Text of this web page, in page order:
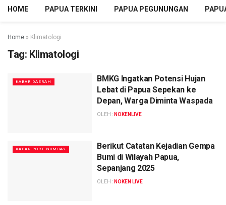
HOME PAPUA TERKINI PAPUA PEGUNUNGAN
Home » Klimatologi
Tag: Klimatologi
KABAR DAERAH
BMKG Ingatkan Potensi Hujan
Lebat di Papua Sepekan ke
Depan, Warga Diminta Waspada
OLEH : NOKENLIVE
KABAR PORT NUMBAY
Berikut Catatan Kejadian Gempa
Bumi di Wilayah Papua,
Sepanjang 2025
OLEH : NOKEN LIVE